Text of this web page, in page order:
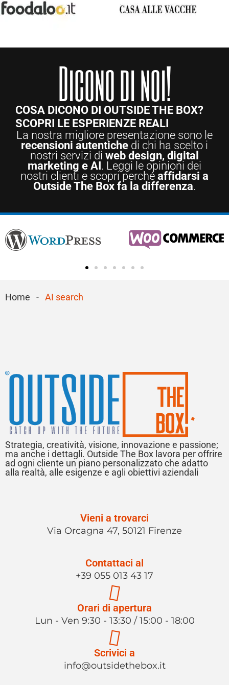
Dicono di noi!
COSA DICONO DI OUTSIDE THE BOX?
SCOPRI LE ESPERIENZE REALI
La nostra migliore presentazione sono le
recensioni autentiche di chi ha scelto i
nostri servizi di web design, digital
marketing e AI. Leggi le opinioni dei
nostri clienti e scopri perché affidarsi a
Outside The Box fa la differenza.
Home - AI search
Strategia, creatività, visione, innovazione e passione;
ma anche i dettagli. Outside The Box lavora per offrire
ad ogni cliente un piano personalizzato che adatto
alla realtà, alle esigenze e agli obiettivi aziendali
Vieni a trovarci
Via Orcagna 47, 50121 Firenze
Contattaci al
+39 055 013 43 17
Orari di apertura
Lun - Ven 9:30 - 13:30 / 15:00 - 18:00
Scrivici a
info@outsidethebox.it